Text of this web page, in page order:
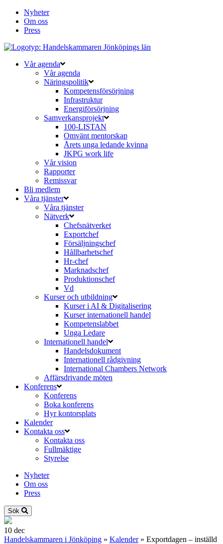
Nyheter
Om oss
Press
Vår agenda
Vår agenda
Näringspolitik
Kompetensförsörjning
Infrastruktur
Energiförsörjning
Samverkansprojekt
100-LISTAN
Omvänt mentorskap
Årets unga ledande kvinna
JKPG work life
Vår vision
Rapporter
Remissvar
Bli medlem
Våra tjänster
Våra tjänster
Nätverk
Chefsnätverket
Exportchef
Försäljningschef
Hållbarhetschef
Hr-chef
Marknadschef
Produktionschef
Vd
Kurser och utbildning
Kurser i AI & Digitalisering
Kurser internationell handel
Kompetenslabbet
Unga Ledare
Internationell handel
Handelsdokument
Internationell rådgivning
International Chambers Network
Affärsdrivande möten
Konferens
Konferens
Boka konferens
Hyr kontorsplats
Kalender
Kontakta oss
Kontakta oss
Fullmäktige
Styrelse
Nyheter
Om oss
Press
Sök
10 dec
Handelskammaren i Jönköping » Kalender » Exportdagen – inställd